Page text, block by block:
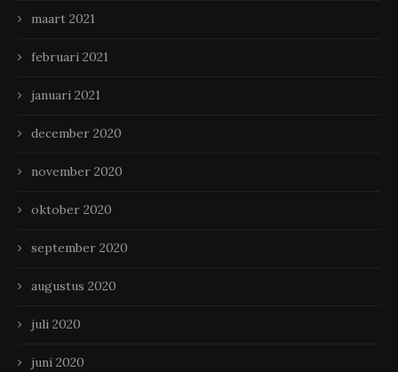
maart 2021
februari 2021
januari 2021
december 2020
november 2020
oktober 2020
september 2020
augustus 2020
juli 2020
juni 2020